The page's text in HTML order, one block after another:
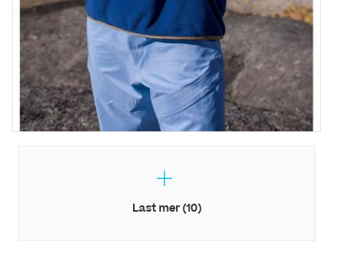
Last mer (10)